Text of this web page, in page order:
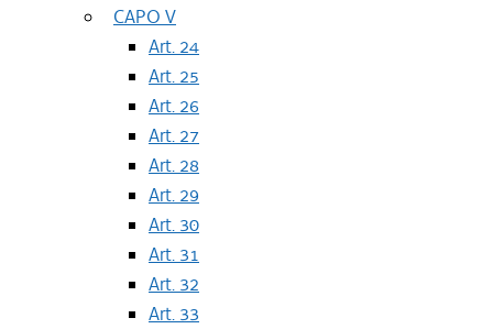
CAPO V
Art. 24
Art. 25
Art. 26
Art. 27
Art. 28
Art. 29
Art. 30
Art. 31
Art. 32
Art. 33